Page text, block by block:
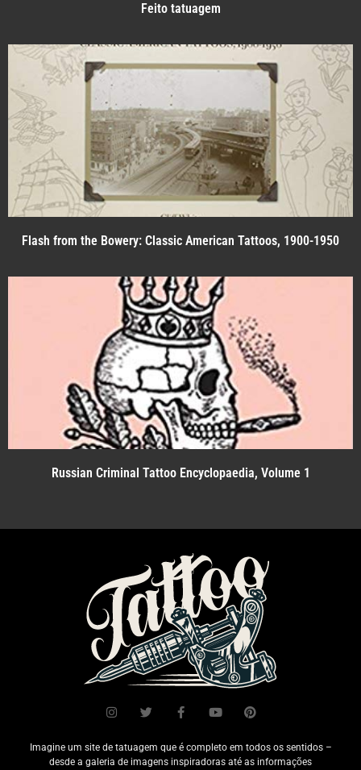
Feito tatuagem
Flash from the Bowery: Classic American Tattoos, 1900-1950
Russian Criminal Tattoo Encyclopaedia, Volume 1
Imagine um site de tatuagem que é completo em todos os sentidos –
desde a galeria de imagens inspiradoras até as informações